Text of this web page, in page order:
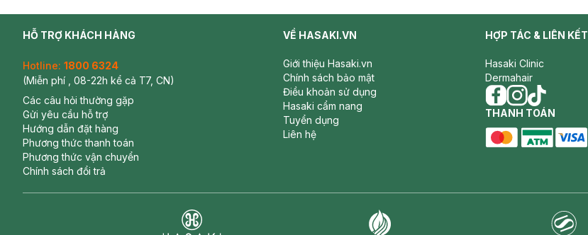
HỖ TRỢ KHÁCH HÀNG
Hotline: 1800 6324
(Miễn phí , 08-22h kể cả T7, CN)
Các câu hỏi thường gặp
Gửi yêu cầu hỗ trợ
Hướng dẫn đặt hàng
Phương thức thanh toán
Phương thức vận chuyển
Chính sách đổi trả
VỀ HASAKI.VN
Giới thiệu Hasaki.vn
Chính sách bảo mật
Điều khoản sử dụng
Hasaki cẩm nang
Tuyển dụng
Liên hệ
HỢP TÁC & LIÊN KẾT
Hasaki Clinic
Dermahair
facebook
instagram
tiktok
THANH TOÁN